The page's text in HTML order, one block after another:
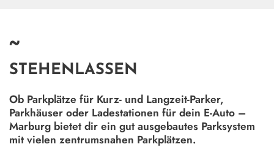
~
STEHENLASSEN
Ob Parkplätze für Kurz- und Langzeit-Parker,
Parkhäuser oder Ladestationen für dein E-Auto –
Marburg bietet dir ein gut ausgebautes Parksystem
mit vielen zentrumsnahen Parkplätzen.